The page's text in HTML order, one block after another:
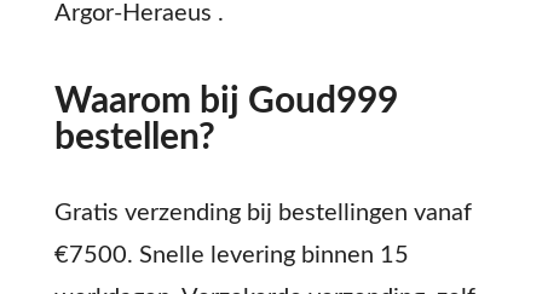
Argor-Heraeus .
Waarom bij Goud999
bestellen?
Gratis verzending bij bestellingen vanaf
€7500. Snelle levering binnen 15